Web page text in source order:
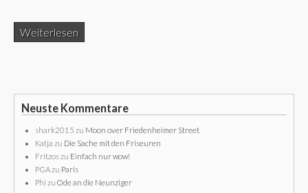
Weiterlesen
Neuste Kommentare
shark2015 zu Moon over Friedenheimer Street
Katja zu Die Sache mit den Friseuren
Fritzoszu Einfach nur wow!
PGAzu Paris
Phi zu Ode an die Neunziger